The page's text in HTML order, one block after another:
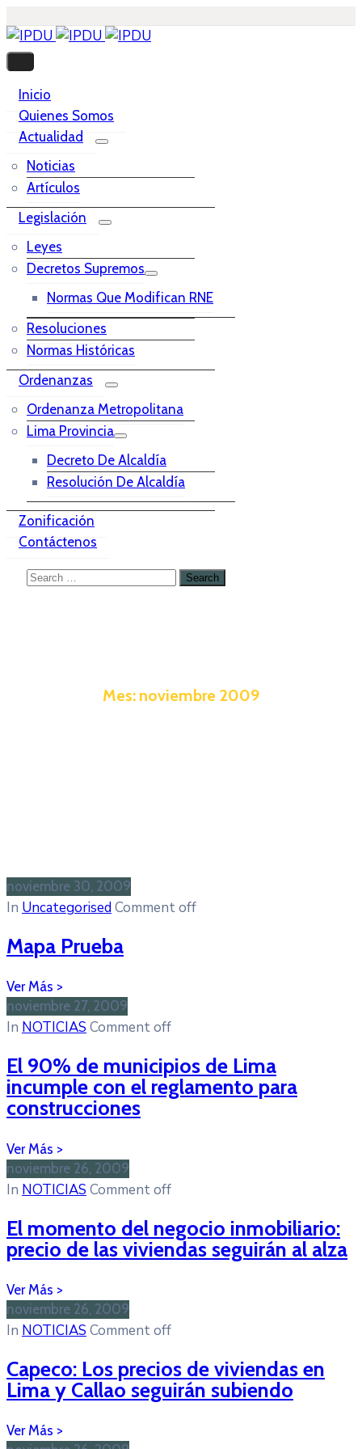
Inicio
Quienes Somos
Actualidad
Noticias
Artículos
Legislación
Leyes
Decretos Supremos
Normas Que Modifican RNE
Resoluciones
Normas Históricas
Ordenanzas
Ordenanza Metropolitana
Lima Provincia
Decreto De Alcaldía
Resolución De Alcaldía
Zonificación
Contáctenos
Mes: noviembre 2009
noviembre 30, 2009
In UncategorisedComment off
Mapa Prueba
noviembre 27, 2009
In NOTICIAS Comment off
El 90% de municipios de Lima
incumple con el reglamento para
construcciones
noviembre 26, 2009
In NOTICIAS Comment off
El momento del negocio inmobiliario:
precio de las viviendas seguirán al alza
noviembre 26, 2009
In NOTICIAS Comment off
Capeco: Los precios de viviendas en
Lima y Callao seguirán subiendo